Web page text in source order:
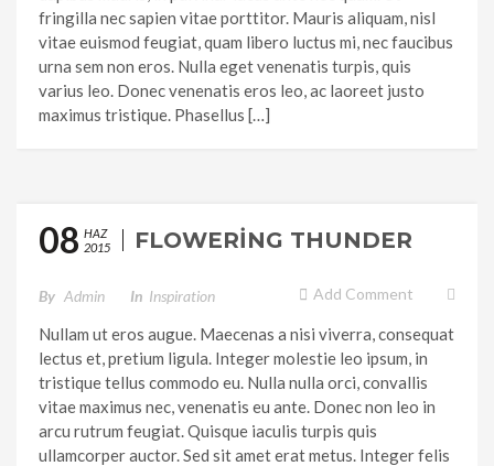
fringilla nec sapien vitae porttitor. Mauris aliquam, nisl
vitae euismod feugiat, quam libero luctus mi, nec faucibus
urna sem non eros. Nulla eget venenatis turpis, quis
varius leo. Donec venenatis eros leo, ac laoreet justo
maximus tristique. Phasellus […]
08 HAZ
2015
FLOWERING THUNDER
By Admin In Inspiration Add Comment
Nullam ut eros augue. Maecenas a nisi viverra, consequat
lectus et, pretium ligula. Integer molestie leo ipsum, in
tristique tellus commodo eu. Nulla nulla orci, convallis
vitae maximus nec, venenatis eu ante. Donec non leo in
arcu rutrum feugiat. Quisque iaculis turpis quis
ullamcorper auctor. Sed sit amet erat metus. Integer felis